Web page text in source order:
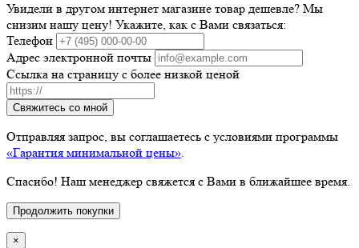
Увидели в другом интернет магазине товар дешевле? Мы
снизим нашу цену! Укажите, как с Вами связаться:
Телефон
Адрес электронной почты
Ссылка на страницу с более низкой ценой
Свяжитесь со мной
Отправляя запрос, вы соглашаетесь с условиями программы
«Гарантия минимальной цены».
Спасибо! Наш менеджер свяжется с Вами в ближайшее время.
Продолжить покупки
×